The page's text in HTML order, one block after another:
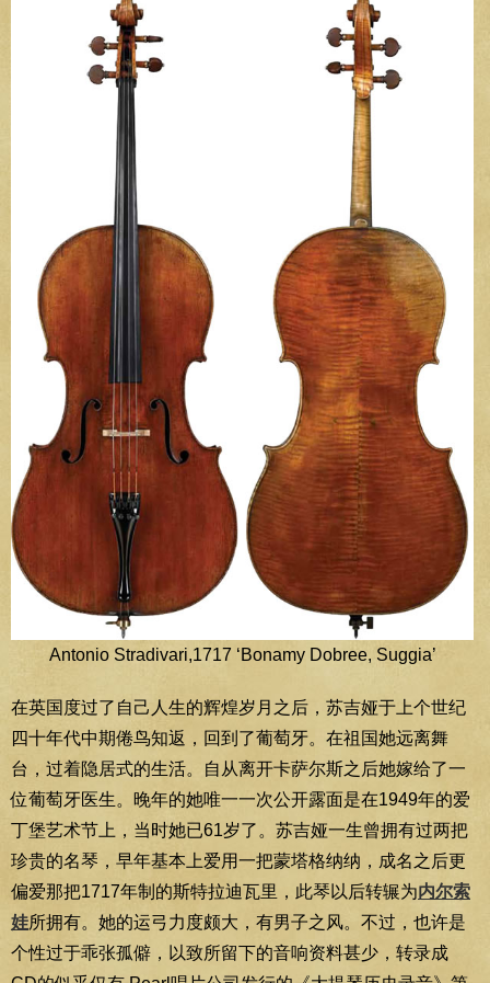
Antonio Stradivari,1717 ‘Bonamy Dobree, Suggia’
在英国度过了自己人生的辉煌岁月之后，苏吉娅于上个世纪
四十年代中期倦鸟知返，回到了葡萄牙。在祖国她远离舞
台，过着隐居式的生活。自从离开卡萨尔斯之后她嫁给了一
位葡萄牙医生。晚年的她唯一一次公开露面是在1949年的爱
丁堡艺术节上，当时她已61岁了。苏吉娅一生曾拥有过两把
珍贵的名琴，早年基本上爱用一把蒙塔格纳纳，成名之后更
偏爱那把1717年制的斯特拉迪瓦里，此琴以后转辗为内尔索
娃所拥有。她的运弓力度颇大，有男子之风。不过，也许是
个性过于乖张孤僻，以致所留下的音响资料甚少，转录成